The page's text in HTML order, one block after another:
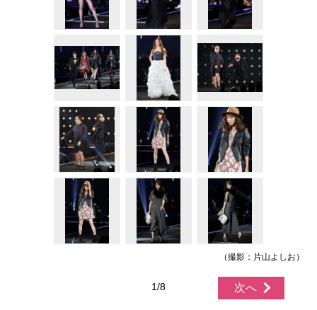
（撮影：片山よしお）
次へ
1/8